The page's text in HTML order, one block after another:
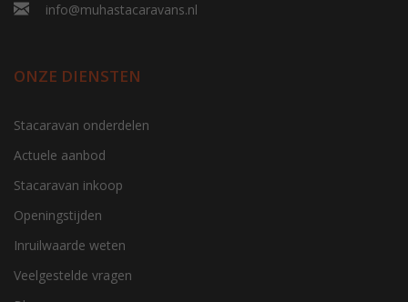
info@muhastacaravans.nl
ONZE DIENSTEN
Stacaravan onderdelen
Actuele aanbod
Stacaravan inkoop
Openingstijden
Inruilwaarde weten
Veelgestelde vragen